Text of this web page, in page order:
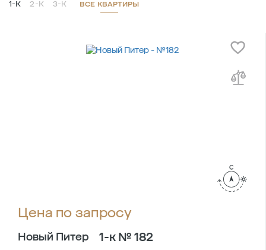
1-К 2-К 3-К ВСЕ КВАРТИРЫ
Цена по запросу
Новый Питер 1-к № 182